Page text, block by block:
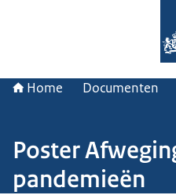
Home Documenten
Poster
pandemieën